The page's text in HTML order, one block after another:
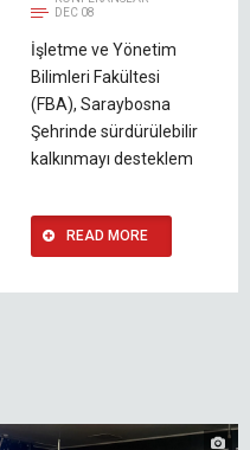
DEC 08
İşletme ve Yönetim
Bilimleri Fakültesi
(FBA), Saraybosna
Şehrinde sürdürülebilir
kalkınmayı desteklem
READ MORE